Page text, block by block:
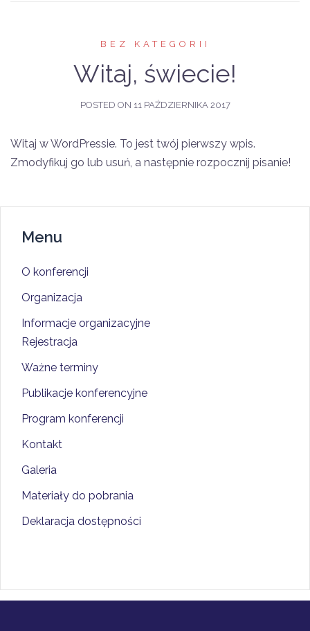
BEZ KATEGORII
Witaj, świecie!
POSTED ON 11 PAŹDZIERNIKA 2017
Witaj w WordPressie. To jest twój pierwszy wpis.
Zmodyfikuj go lub usuń, a następnie rozpocznij pisanie!
Menu
O konferencji
Organizacja
Informacje organizacyjne
Rejestracja
Ważne terminy
Publikacje konferencyjne
Program konferencji
Kontakt
Galeria
Materiały do pobrania
Deklaracja dostępności